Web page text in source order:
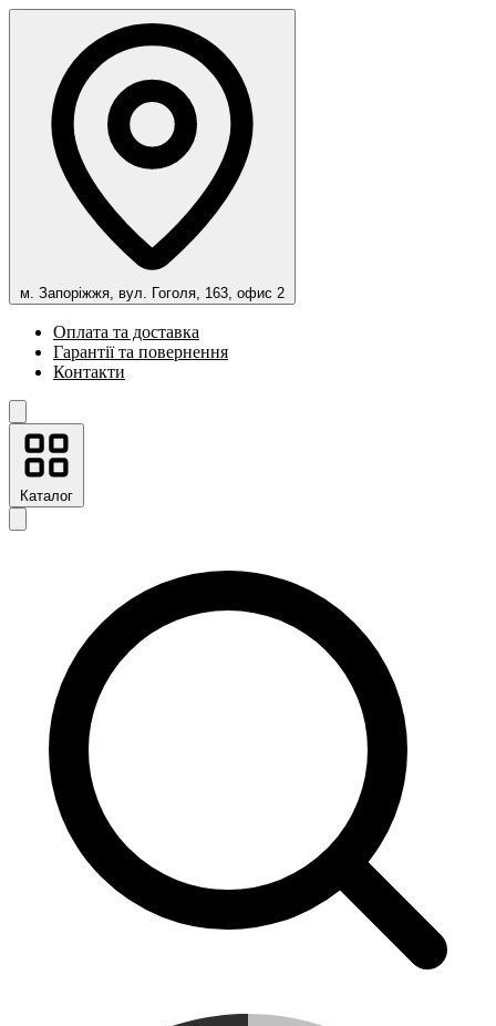
м. Запоріжжя, вул. Гоголя, 163, офис 2
Оплата та доставка
Гарантії та повернення
Контакти
Каталог